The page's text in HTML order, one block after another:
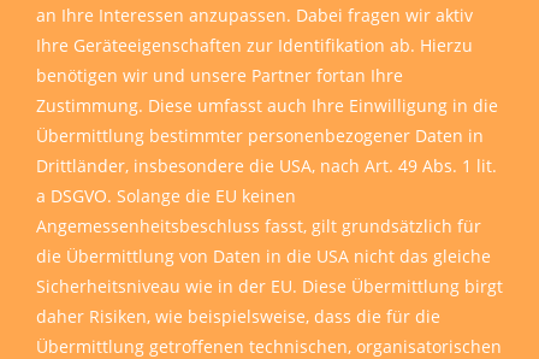
an Ihre Interessen anzupassen. Dabei fragen wir aktiv
Ihre Geräteeigenschaften zur Identifikation ab. Hierzu
benötigen wir und unsere Partner fortan Ihre
Zustimmung. Diese umfasst auch Ihre Einwilligung in die
Übermittlung bestimmter personenbezogener Daten in
Drittländer, insbesondere die USA, nach Art. 49 Abs. 1 lit.
a DSGVO. Solange die EU keinen
Angemessenheitsbeschluss fasst, gilt grundsätzlich für
die Übermittlung von Daten in die USA nicht das gleiche
Sicherheitsniveau wie in der EU. Diese Übermittlung birgt
daher Risiken, wie beispielsweise, dass die für die
Übermittlung getroffenen technischen, organisatorischen